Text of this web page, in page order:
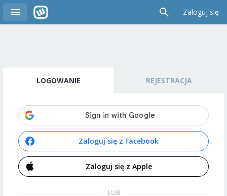
Zaloguj się
LOGOWANIE REJESTRACJA
Zaloguj się z Facebook
Zaloguj się z Apple
LUB